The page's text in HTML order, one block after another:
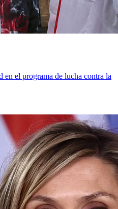
el programa de lucha contra la